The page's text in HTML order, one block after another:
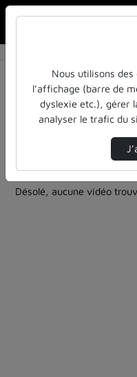
Résultats de la
Filtres actifs (cliquer
cours-formations
pass-
0 vidéo trouvée
Désolé, aucune vidéo
Nous utilisons
l’affichage (barre de
dyslexie etc.), gérer
analyser le trafic du